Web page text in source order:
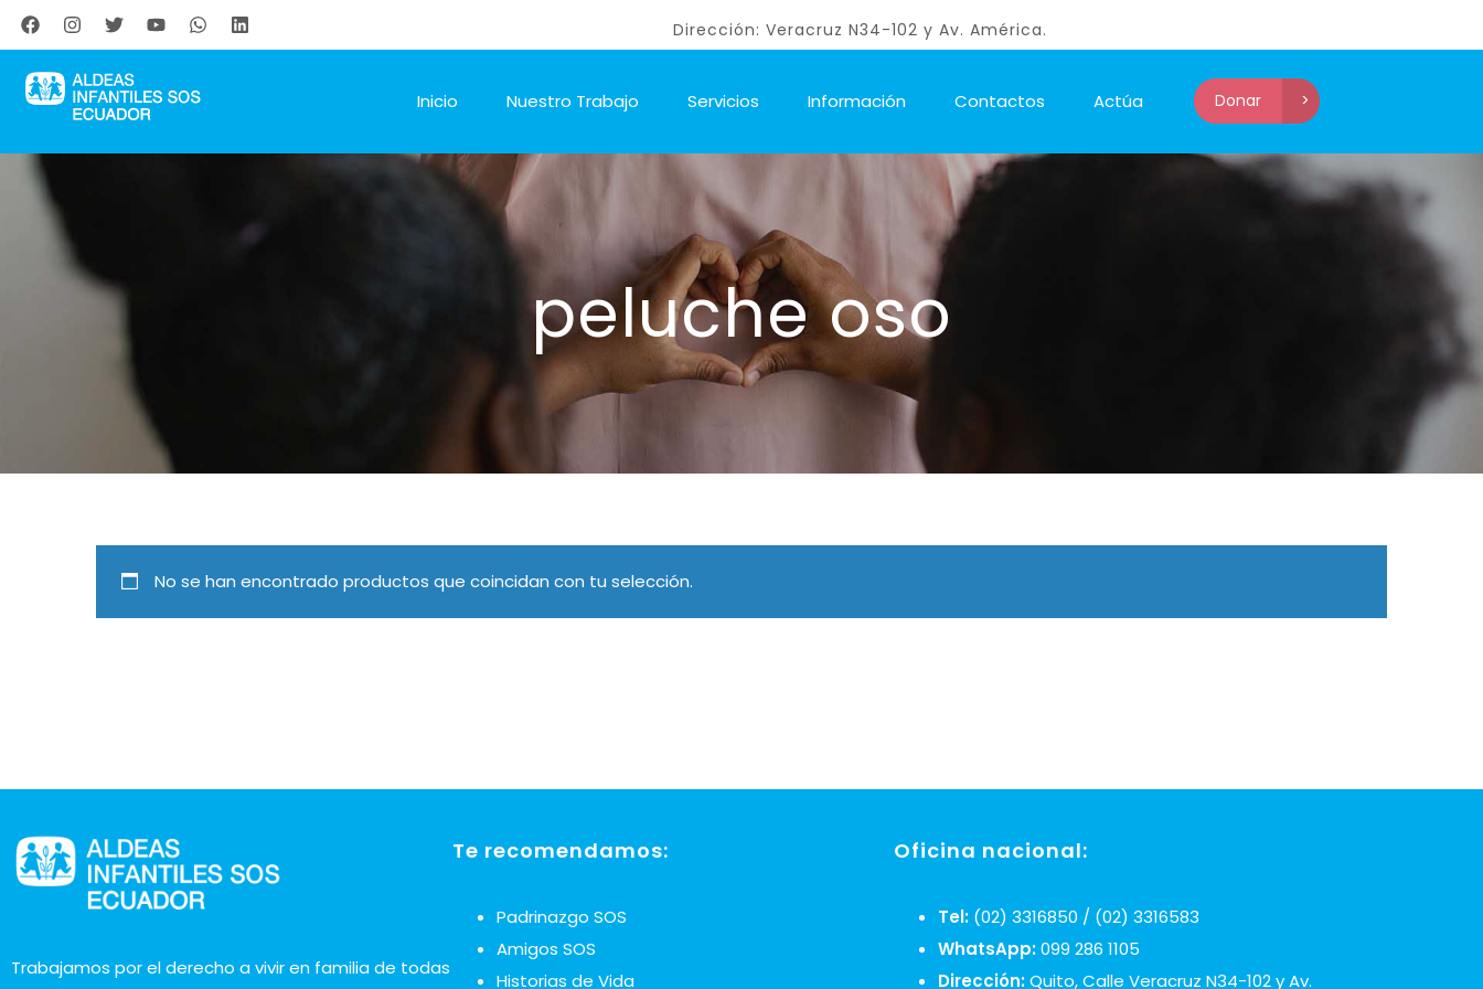
Dirección: Veracruz N34-102 y Av. América.
Inicio Nuestro Trabajo Servicios Información Contactos Actúa Donar >
peluche oso
No se han encontrado productos que coincidan con tu selección.
Trabajamos por el derecho a vivir en familia de todas
Te recomendamos:
Padrinazgo SOS
Amigos SOS
Historias de Vida
Oficina nacional:
Tel:(02) 3316850 / (02) 3316583
WhatsApp:099 286 1105
Dirección:Quito, Calle Veracruz N34-102 y Av.